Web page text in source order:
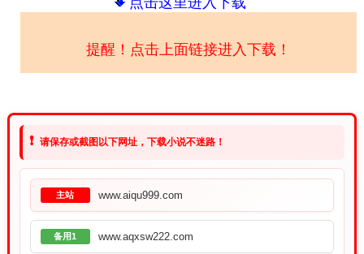
提醒！点击上面链接进入下载！
❗ 请保存或截图以下网址，下载小说不迷路！
主站 www.aiqu999.com
备用1 www.aqxsw222.com